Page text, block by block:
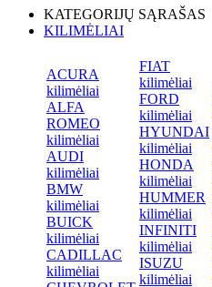
KATEGORIJŲ SĄRAŠAS
KILIMĖLIAI
ACURA
kilimėliai
ALFA
ROMEO
kilimėliai
AUDI
kilimėliai
BMW
kilimėliai
BUICK
kilimėliai
CADILLAC
kilimėliai
FIAT
kilimėliai
FORD
kilimėliai
HYUNDAI
kilimėliai
HONDA
kilimėliai
HUMMER
kilimėliai
INFINITI
kilimėliai
ISUZU
kilimėliai